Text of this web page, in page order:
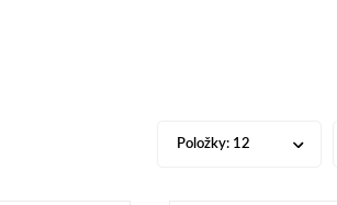
Položky: 12